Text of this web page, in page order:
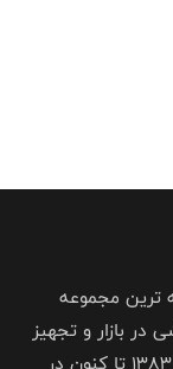
ترین مجموعه
در بازار و تجهیز